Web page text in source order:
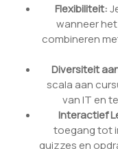
Flexibiliteit:
wanneer
combineren
Diversiteit
scala aan
van IT en
Interactief
toegang tot
quizzes en